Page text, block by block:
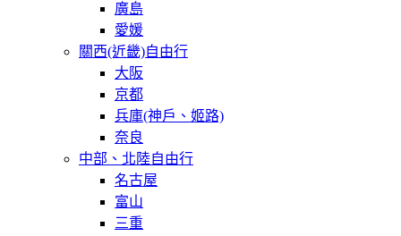
廣島
愛媛
關西(近畿)自由行
大阪
京都
兵庫(神戶、姬路)
奈良
中部、北陸自由行
名古屋
富山
三重